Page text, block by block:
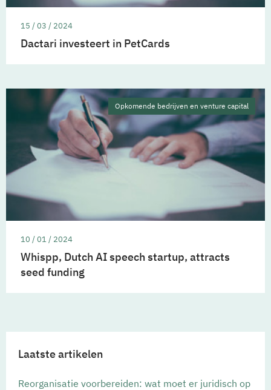
15 / 03 / 2024
Dactari investeert in PetCards
Opkomende bedrijven en venture capital
10 / 01 / 2024
Whispp, Dutch AI speech startup, attracts
seed funding
Laatste artikelen
Reorganisatie voorbereiden: wat moet er juridisch op